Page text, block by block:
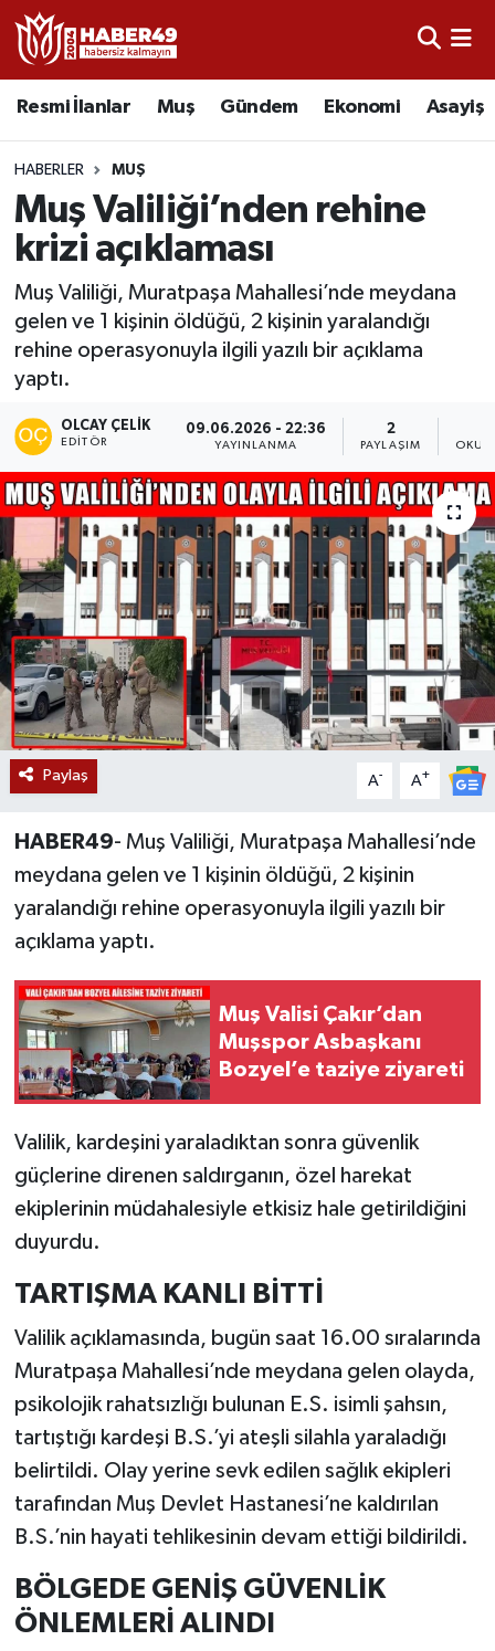
Resmi İlanlar Muş Gündem Ekonomi Asayiş
HABERLER MUŞ
Muş Valiliği’nden rehine
krizi açıklaması
Muş Valiliği, Muratpaşa Mahallesi’nde meydana
gelen ve 1 kişinin öldüğü, 2 kişinin yaralandığı
rehine operasyonuyla ilgili yazılı bir açıklama
yaptı.
OLCAY ÇELIK
EDITÖR
09.06.2026 - 22:36
YAYINLANMA
2
PAYLAŞIM
Paylaş A- A+
HABER49- Muş Valiliği, Muratpaşa Mahallesi’nde
meydana gelen ve 1 kişinin öldüğü, 2 kişinin
yaralandığı rehine operasyonuyla ilgili yazılı bir
açıklama yaptı.
Muş Valisi Çakır’dan
Muşspor Asbaşkanı
Bozyel’e taziye ziyareti
Valilik, kardeşini yaraladıktan sonra güvenlik
güçlerine direnen saldırganın, özel harekat
ekiplerinin müdahalesiyle etkisiz hale getirildiğini
duyurdu.
TARTIŞMA KANLI BİTTİ
Valilik açıklamasında, bugün saat 16.00 sıralarında
Muratpaşa Mahallesi’nde meydana gelen olayda,
psikolojik rahatsızlığı bulunan E.S. isimli şahsın,
tartıştığı kardeşi B.S.’yi ateşli silahla yaraladığı
belirtildi. Olay yerine sevk edilen sağlık ekipleri
tarafından Muş Devlet Hastanesi’ne kaldırılan
B.S.’nin hayati tehlikesinin devam ettiği bildirildi.
BÖLGEDE GENİŞ GÜVENLİK
ÖNLEMLERİ ALINDI
Resmi İlanlar
Asayiş
Bölge
Eğitim
Ekonomi
Sağlık
Gündem
Spor
Siyaset
Teknoloji
Kültür Sanat
Muş
Hasköy
Bulanık
Varto
Uşak Nöbetçi Eczaneler
Uşak Hava Durumu
Uşak Namaz Vakitleri
Uşak Trafik Yoğunluk Haritası
TFF 2.Lig Kırmızı Grup Puan Durumu ve Fikstür
Tüm Manşetler
Son Dakika Haberleri
Haber Arşivi